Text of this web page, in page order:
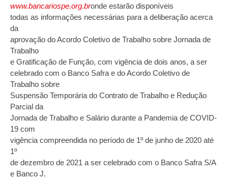
www.bancariospe.org.bronde estarão disponíveis
todas as informações necessárias para a deliberação acerca
da
aprovação do Acordo Coletivo de Trabalho sobre Jornada de
Trabalho
e Gratificação de Função, com vigência de dois anos, a ser
celebrado com o Banco Safra e do Acordo Coletivo de
Trabalho sobre
Suspensão Temporária do Contrato de Trabalho e Redução
Parcial da
Jornada de Trabalho e Salário durante a Pandemia de COVID-
19 com
vigência compreendida no período de 1º de junho de 2020 até
1º
de dezembro de 2021 a ser celebrado com o Banco Safra S/A
e Banco J.